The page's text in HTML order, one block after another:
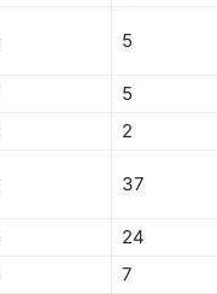
5
5
2
37
24
7